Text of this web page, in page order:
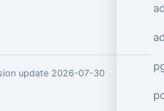
update 2026-07-30